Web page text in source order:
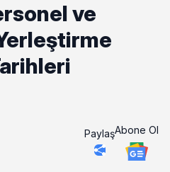
ve Tarihleri Açıklandı!
ve
PaylaşAbone Ol